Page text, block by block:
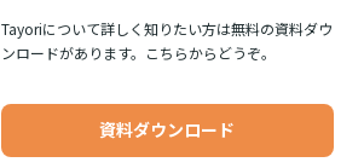
Tayoriについて詳しく知りたい方は無料の資料ダウ
ンロードがあります。こちらからどうぞ。
資料ダウンロード